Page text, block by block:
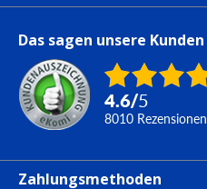
Das sagen unsere Kunden
4.6/5
8010 Rezensionen
Zahlungsmethoden